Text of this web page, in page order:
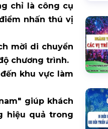
chỉ là công cụ
nhấn thú vị
mời di chuyển
chương trình.
khu vực làm
giúp khách
hiệu quả trong